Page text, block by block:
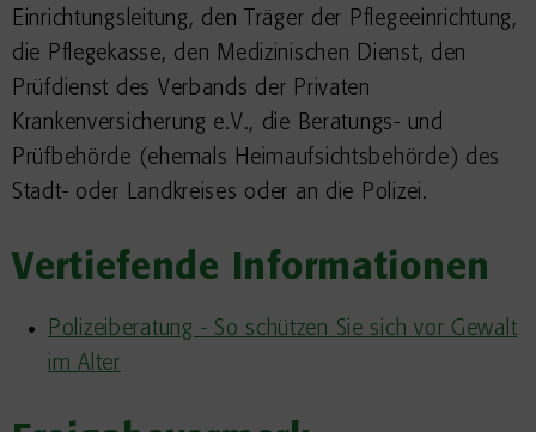
Einrichtungsleitung, den Träger der Pflegeeinrichtung,
die Pflegekasse, den Medizinischen Dienst, den
Prüfdienst des Verbands der Privaten
Krankenversicherung e.V., die Beratungs- und
Prüfbehörde (ehemals Heimaufsichtsbehörde) des
Stadt- oder Landkreises oder an die Polizei.
Vertiefende Informationen
Polizeiberatung - So schützen Sie sich vor Gewalt
im Alter